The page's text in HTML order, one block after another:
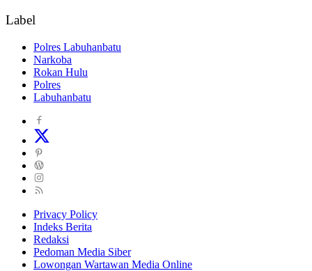
Label
Polres Labuhanbatu
Narkoba
Rokan Hulu
Polres
Labuhanbatu
Privacy Policy
Indeks Berita
Redaksi
Pedoman Media Siber
Lowongan Wartawan Media Online